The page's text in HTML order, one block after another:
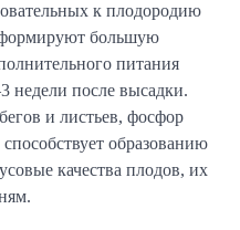
к плодородию
формируют большую
питания
недели после высадки.
и листьев, фосфор
образованию
качества плодов, их